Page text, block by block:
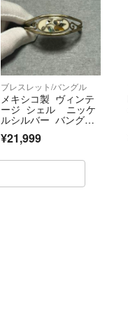
ブレスレット/バングル
メキシコ製 ヴィンテ
ージ シェル ニッケ
ルシルバー バング
ル ブレスレット
¥21,999